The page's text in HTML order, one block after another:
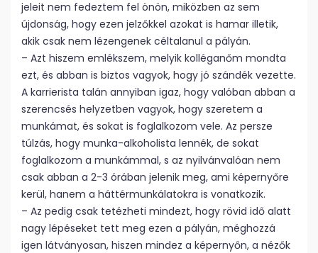
jeleit nem fedeztem fel önön, miközben az sem
újdonság, hogy ezen jelzőkkel azokat is hamar illetik,
akik csak nem lézengenek céltalanul a pályán.
– Azt hiszem emlékszem, melyik kolléganőm mondta
ezt, és abban is biztos vagyok, hogy jó szándék vezette.
A karrierista talán annyiban igaz, hogy valóban abban a
szerencsés helyzetben vagyok, hogy szeretem a
munkámat, és sokat is foglalkozom vele. Az persze
túlzás, hogy munka-alkoholista lennék, de sokat
foglalkozom a munkámmal, s az nyilvánvalóan nem
csak abban a 2-3 órában jelenik meg, ami képernyőre
kerül, hanem a háttérmunkálatokra is vonatkozik.
– Az pedig csak tetézheti mindezt, hogy rövid idő alatt
nagy lépéseket tett meg ezen a pályán, méghozzá
igen látványosan, hiszen mindez a képernyőn, a nézők